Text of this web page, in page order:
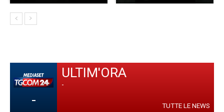
-
ULTIM'ORA
-
TUTTE LE NEWS